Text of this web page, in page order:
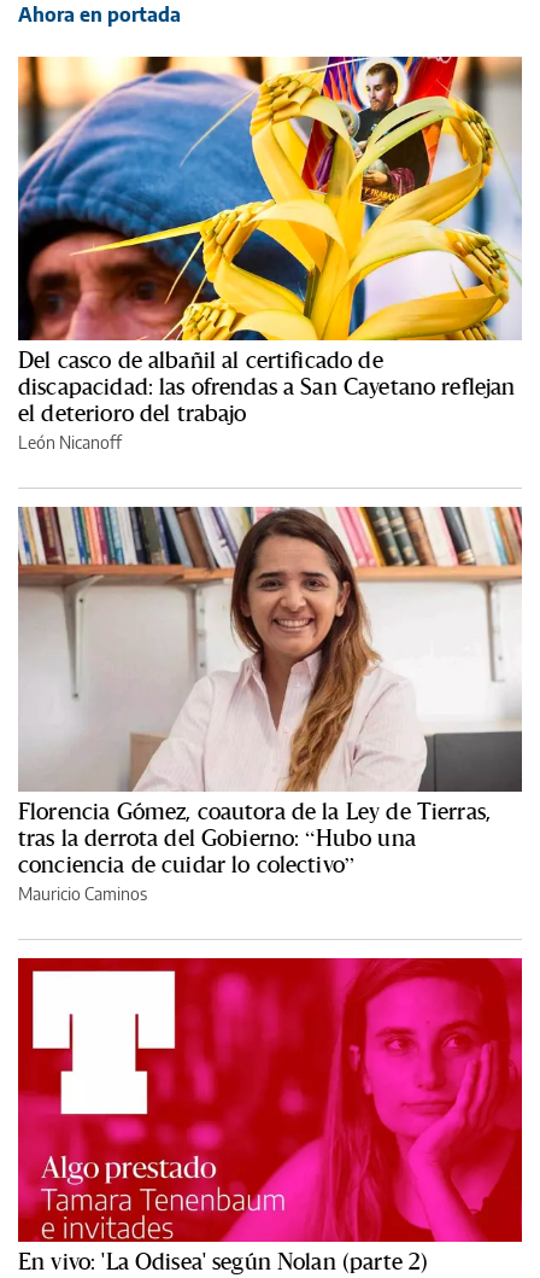
Ahora en portada
Del casco de albañil al certificado de
discapacidad: las ofrendas a San Cayetano reflejan
el deterioro del trabajo
León Nicanoff
Florencia Gómez, coautora de la Ley de Tierras,
tras la derrota del Gobierno: “Hubo una
conciencia de cuidar lo colectivo”
Mauricio Caminos
En vivo: 'La Odisea' según Nolan (parte 2)